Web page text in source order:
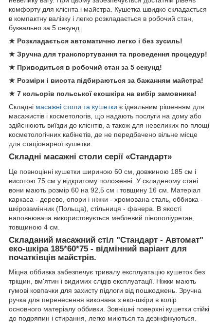
комфорту для клієнта і майстра. Кушетка швидко складається
в компактну валізку і легко розкладається в робочий стан,
буквально за 5 секунд.
★ Розкладається автоматично легко і без зусиль!
★ Зручна для транспортування та проведення процедур!
★ Приводиться в робочий стан за 5 секунд!
★ Розміри і висота підбираються за бажанням майстра!
★ 7 кольорів польської екошкіра на вибір замовника!
Складні масажні столи та кушетки є ідеальним рішенням для
масажистів і косметологів, що надають послуги на дому або
здійснюють виїзди до клієнтів, а також для невеликих по площі
косметологічних кабінетів, де не передбачено вільне місце
для стаціонарної кушетки.
Складні масажні столи серії «Стандарт»
Це повноцінні кушетки шириною 60 см, довжиною 185 см і
висотою 75 см у відкритому положенні. У складеному стані
вони мають розмір 60 на 92,5 см і товщину 16 см. Матеріал
каркаса - дерево, опори і ніжки - хромована сталь, оббивка -
шкірозамінник (Польща), стільниця - фанера. В якості
наповнювача використовується меблевий пінополіуретан,
товщиною 4 см.
Складаний масажний стіл "Стандарт - Автомат"
еко-шкіра 185*60*75 - відмінний варіант для
початківців майстрів.
Міцна оббивка забезпечує тривалу експлуатацію кушеток без
тріщин, вм'ятин і видимих слідів експлуатації. Ніжки мають
гумові ковпачки для захисту підлоги від пошкоджень. Зручна
ручка для перенесення виконана з еко-шкіри в колір
основного матеріалу оббивки. Зовнішні поверхні кушетки стійкі
до подряпин і стирання, легко миються та дезінфікуються.